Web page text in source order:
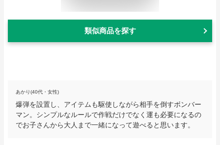
類似商品を探す
あかり(40代・女性)
爆弾を設置し、アイテムも駆使しながら相手を倒すボンバー
マン。シンプルなルールで作戦だけでなく運も必要になるの
でお子さんから大人まで一緒になって遊べると思います。